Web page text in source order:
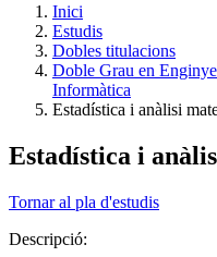
Inici
Estudis
Dobles titulacions
Doble Grau en
Informàtica
Estadística i anàlisi
Estadística i
Tornar al pla d'estudis
Descripció: